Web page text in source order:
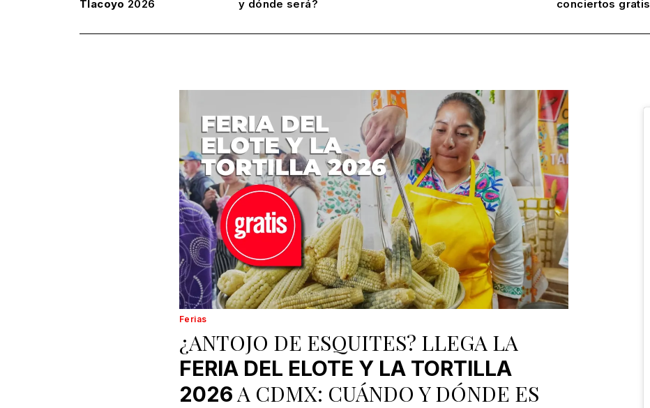
Tlacoyo 2026
y dónde será?
conciertos gratis
Ferias
¿ANTOJO DE ESQUITES? LLEGA LA
FERIA DEL ELOTE Y LA TORTILLA
2026 A CDMX: CUÁNDO Y DÓNDE ES